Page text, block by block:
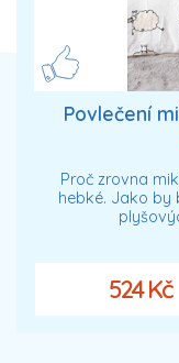
Povlečení
Proč zrovna
hebké. Jako by
524 Kč